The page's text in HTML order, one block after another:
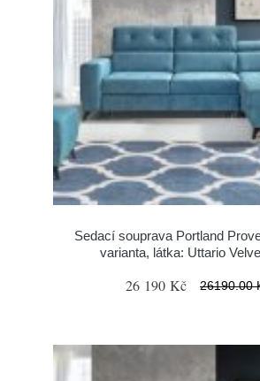
Sedací souprava Portland
varianta, látka: Uttario
26 190 Kč 26190.00